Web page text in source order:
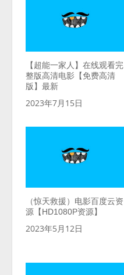
【超能一家人】在线观看完
整版高清电影【免费高清
版】最新
2023年7月15日
（惊天救援）电影百度云资
源【HD1080P资源】
2023年5月12日